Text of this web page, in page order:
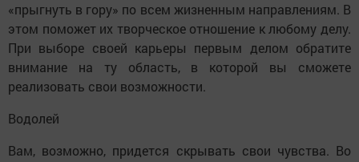
«прыгнуть в гору» по всем жизненным направлениям. В
этом поможет их творческое отношение к любому делу.
При выборе своей карьеры первым делом обратите
внимание на ту область, в которой вы сможете
реализовать свои возможности.
Водолей
Вам, возможно, придется скрывать свои чувства. Во